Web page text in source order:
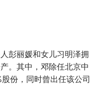
彭丽媛和女儿习明泽拥
。其中，邓除任北京中
份，同时曾出任该公司